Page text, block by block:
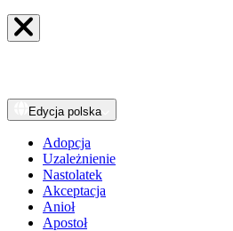
Edycja polska
Adopcja
Uzależnienie
Nastolatek
Akceptacja
Anioł
Apostoł